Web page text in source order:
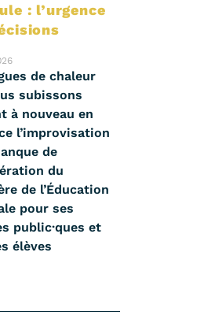
: l’urgence
de chaleur
subissons
à nouveau en
l’improvisation
de
du
de l’Éducation
pour ses
public·ques et
élèves